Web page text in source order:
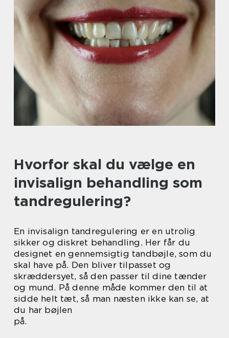
Hvorfor skal du vælge en
invisalign behandling som
tandregulering?
En invisalign tandregulering er en utrolig
sikker og diskret behandling. Her får du
designet en gennemsigtig tandbøjle, som du
skal have på. Den bliver tilpasset og
skræddersyet, så den passer til dine tænder
og mund. På denne måde kommer den til at
sidde helt tæt, så man næsten ikke kan se, at
du har bøjlen
på.